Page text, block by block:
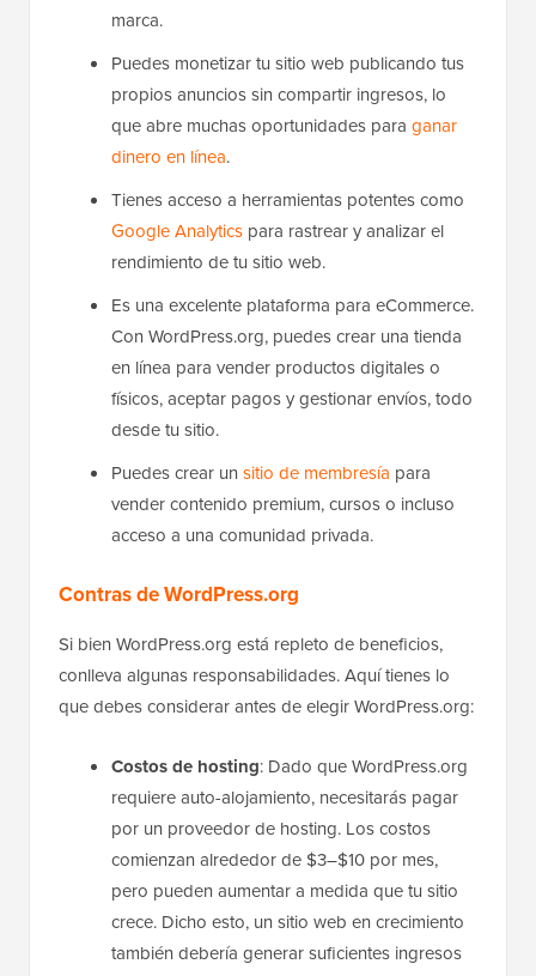
marca.
Puedes monetizar tu sitio web publicando tus
propios anuncios sin compartir ingresos, lo
que abre muchas oportunidades para ganar
dinero en línea.
Tienes acceso a herramientas potentes como
Google Analytics para rastrear y analizar el
rendimiento de tu sitio web.
Es una excelente plataforma para eCommerce.
Con WordPress.org, puedes crear una tienda
en línea para vender productos digitales o
físicos, aceptar pagos y gestionar envíos, todo
desde tu sitio.
Puedes crear un sitio de membresía para
vender contenido premium, cursos o incluso
acceso a una comunidad privada.
Contras de WordPress.org
Si bien WordPress.org está repleto de beneficios,
conlleva algunas responsabilidades. Aquí tienes lo
que debes considerar antes de elegir WordPress.org:
Costos de hosting: Dado que WordPress.org
requiere auto-alojamiento, necesitarás pagar
por un proveedor de hosting. Los costos
comienzan alrededor de $3–$10 por mes,
pero pueden aumentar a medida que tu sitio
crece. Dicho esto, un sitio web en crecimiento
también debería generar suficientes ingresos